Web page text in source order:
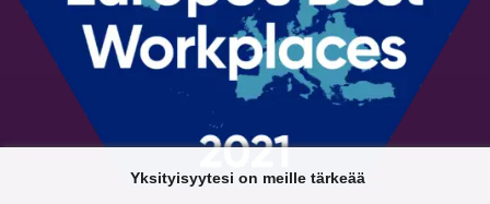
Yksityisyytesi on meille tärkeää